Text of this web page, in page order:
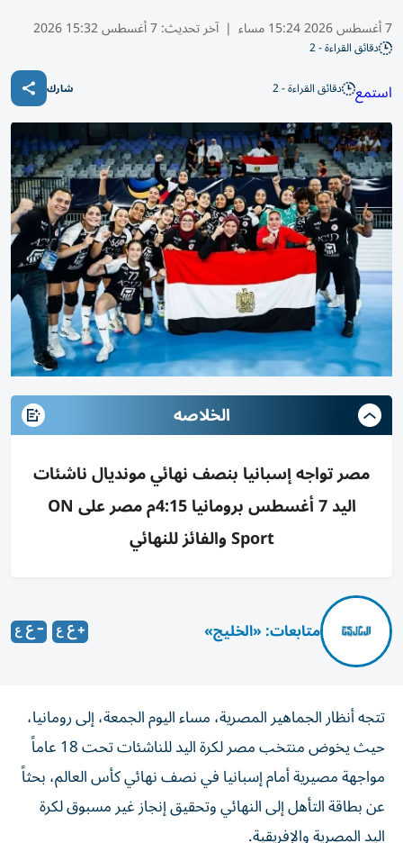
7 أغسطس 2026 15:24 مساء | آخر تحديث:7 أغسطس 15:32 2026
دقائق القراءة - 2
استمع دقائق القراءة - 2 شارك
الخلاصه
مصر تواجه إسبانيا بنصف نهائي مونديال ناشئات
اليد 7 أغسطس برومانيا 4:15م مصر على ON
Sport والفائز للنهائي
متابعات: «الخليج»
تتجه أنظار الجماهير المصرية، مساء اليوم الجمعة، إلى رومانيا،
حيث يخوض منتخب مصر لكرة اليد للناشئات تحت 18 عاماً
مواجهة مصيرية أمام إسبانيا في نصف نهائي كأس العالم، بحثاً
عن بطاقة التأهل إلى النهائي وتحقيق إنجاز غير مسبوق لكرة